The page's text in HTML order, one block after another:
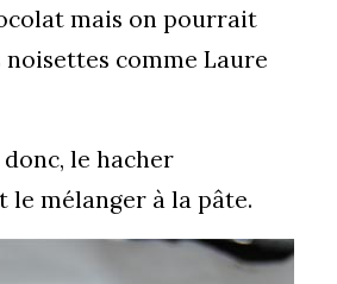
mais on pourrait
comme Laure
le hacher
le mélanger à la pâte.